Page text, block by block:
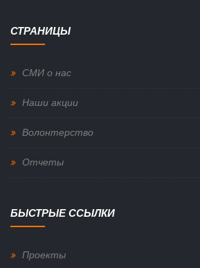
СТРАНИЦЫ
СМИ о нас
Наши акции
Волонтерство
Отчеты
БЫСТРЫЕ ССЫЛКИ
Проекты